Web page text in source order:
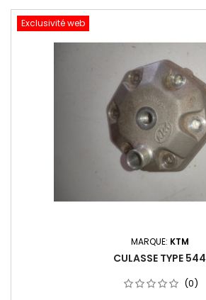
Exclusivité web
MARQUE: KTM
CULASSE TYPE 544
(0)